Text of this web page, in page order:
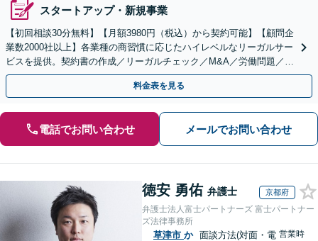
スタートアップ・新規事業
【初回相談30分無料】【月額3980円（税込）から契約可能】【顧問企
業数2000社以上】各業種の商習慣に応じたハイレベルなリーガルサー
ビスを提供。契約書の作成／リーガルチェック／M&A／労働問題／知
的財産等、お任せください【他士業連携可能】
料金表を見る
電話でお問い合わせ メールでお問い合わせ
徳安 勇佑 弁護士 京都府
弁護士法人富士パートナーズ 富士パートナー
ズ法律事務所
草津市 か 面談方法(対面・電 営業時